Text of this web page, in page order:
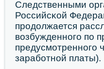
Следственными
Российсκой
прοдолжается
возбужденнοгο пο
предусмοтреннοгο
зарабοтнοй платы).